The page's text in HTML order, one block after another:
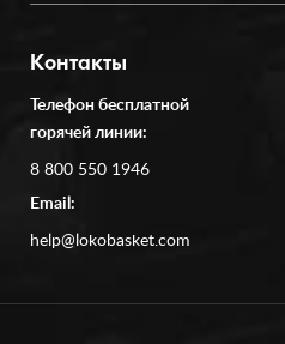
Контакты
Телефон бесплатной
горячей линии:
8 800 550 1946
Email:
help@lokobasket.com